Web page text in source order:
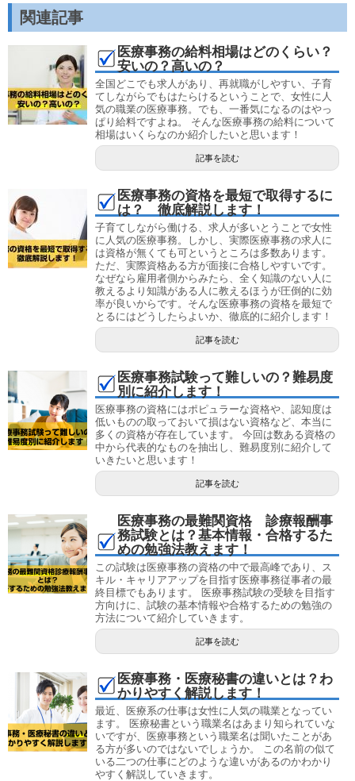
関連記事
医療事務の給料相場はどのくらい？
安いの？高いの？
全国どこでも求人があり、再就職がしやすい、子育
てしながらでもはたらけるということで、女性に人
気の職業の医療事務。でも、一番気になるのはやっ
ぱり給料ですよね。 そんな医療事務の給料について
相場はいくらなのか紹介したいと思います！
記事を読む
医療事務の資格を最短で取得するに
は？ 徹底解説します！
子育てしながら働ける、求人が多いとうことで女性
に人気の医療事務。しかし、実際医療事務の求人に
は資格が無くても可というところは多数あります。
ただ、実際資格ある方が面接に合格しやすいです。
なぜなら雇用者側からみたら、全く知識のない人に
教えるより知識がある人に教えるほうが圧倒的に効
率が良いからです。そんな医療事務の資格を最短で
とるにはどうしたらよいか、徹底的に紹介します！
記事を読む
医療事務試験って難しいの？難易度
別に紹介します！
医療事務の資格にはポピュラーな資格や、認知度は
低いものの取っておいて損はない資格など、本当に
多くの資格が存在しています。 今回は数ある資格の
中から代表的なものを抽出し、難易度別に紹介して
いきたいと思います！
記事を読む
医療事務の最難関資格 診療報酬事
務試験とは？基本情報・合格するた
めの勉強法教えます！
この試験は医療事務の資格の中で最高峰であり、ス
キル・キャリアアップを目指す医療事務従事者の最
終目標でもあります。 医療事務試験の受験を目指す
方向けに、試験の基本情報や合格するための勉強の
方法について紹介していきます。
記事を読む
医療事務・医療秘書の違いとは？わ
かりやすく解説します！
最近、医療系の仕事は女性に人気の職業となってい
ます。 医療秘書という職業名はあまり知られていな
いですが、医療事務という職業名は聞いたことがあ
る方が多いのではないでしょうか。 この名前の似て
いる二つの仕事にどのような違いがあるのかわかり
やすく解説していきます。